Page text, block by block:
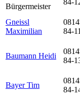
Bürgermeister
84-
Gneissl
Maximilian
84-11
Baumann Heidi
84-
Bayer Tim
84-